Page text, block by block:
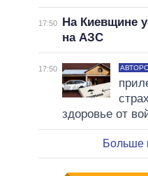
17:50
На Киевщине
на АЗС
17:50
здоровье от
Больше